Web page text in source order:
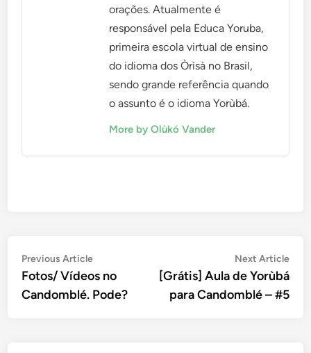
orações. Atualmente é
responsável pela Educa Yoruba,
primeira escola virtual de ensino
do idioma dos Òrìsà no Brasil,
sendo grande referência quando
o assunto é o idioma Yorùbá.
More by Olùkó Vander
Navegação
de
Post
Previous ArticlePrevious
article:
Fotos/ Vídeos no
Candomblé. Pode?
Next Article
[Grátis] Aula de Yorùbá
para Candomblé – #5